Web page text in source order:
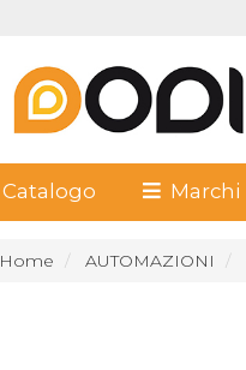
Catalogo Marchi
Home AUTOMAZIONI